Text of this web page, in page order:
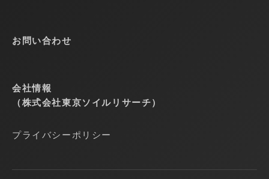
お問い合わせ
会社情報
（株式会社東京ソイルリサーチ）
プライバシーポリシー